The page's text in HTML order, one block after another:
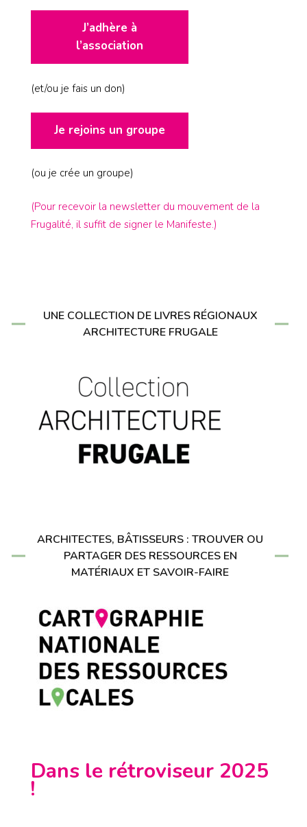
J’adhère à
l’association
(et/ou je fais un don)
Je rejoins un groupe
(ou je crée un groupe)
(Pour recevoir la newsletter du mouvement de la
Frugalité, il suffit de signer le Manifeste.)
UNE COLLECTION DE LIVRES RÉGIONAUX
ARCHITECTURE FRUGALE
ARCHITECTES, BÂTISSEURS : TROUVER OU
PARTAGER DES RESSOURCES EN
MATÉRIAUX ET SAVOIR-FAIRE
Dans le rétroviseur 2025
!